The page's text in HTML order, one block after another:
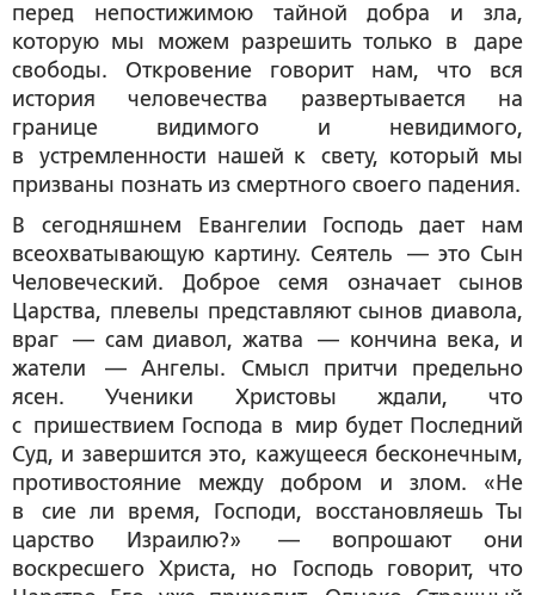
перед непостижимою тайной добра и зла,
которую мы можем разрешить только в даре
свободы. Откровение говорит нам, что вся
история человечества развертывается на
границе видимого и невидимого,
в устремленности нашей к свету, который мы
призваны познать из смертного своего падения.
В сегодняшнем Евангелии Господь дает нам
всеохватывающую картину. Сеятель — это Сын
Человеческий. Доброе семя означает сынов
Царства, плевелы представляют сынов диавола,
враг — сам диавол, жатва — кончина века, и
жатели — Ангелы. Смысл притчи предельно
ясен. Ученики Христовы ждали, что
с пришествием Господа в мир будет Последний
Суд, и завершится это, кажущееся бесконечным,
противостояние между добром и злом. «Не
в сие ли время, Господи, восстановляешь Ты
царство Израилю?» — вопрошают они
воскресшего Христа, но Господь говорит, что